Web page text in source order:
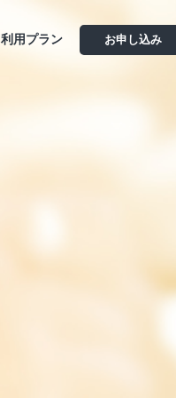
利用プラン お申し込み